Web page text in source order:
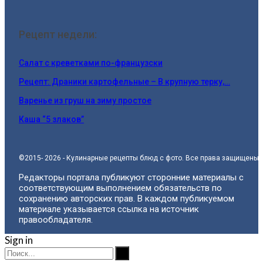
Рецепт недели:
Салат с креветками по-французски
Рецепт: Драники картофельные – В крупную терку,…
Варенье из груш на зиму простое
Каша “5 злаков”
©2015- 2026 - Кулинарные рецепты блюд с фото. Все права защищены.
Редакторы портала публикуют сторонние материалы с
соответствующим выполнением обязательств по
сохранению авторских прав. В каждом публикуемом
материале указывается ссылка на источник
правообладателя.
Sign in